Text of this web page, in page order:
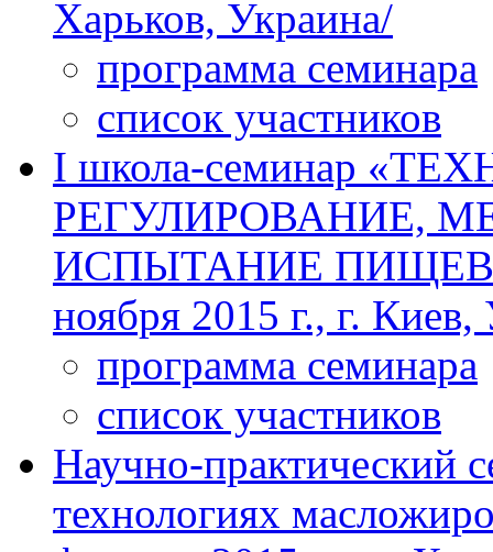
Харьков, Украина/
программа семинара
список участников
І школа-семинар
РЕГУЛИРОВАНИЕ,
ИСПЫТАНИЕ
ноября 2015 г., г. Киев,
программа семинара
список участников
Научно-практический
технологиях